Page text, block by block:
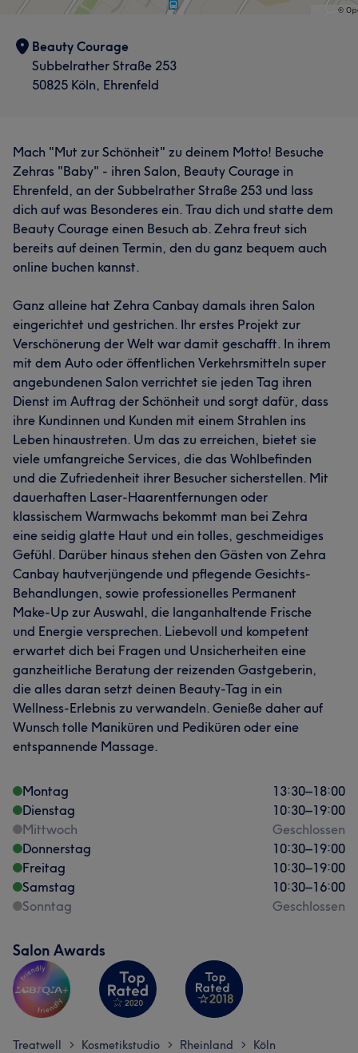
Beauty Courage
Subbelrather Straße 253
50825 Köln, Ehrenfeld
Mach "Mut zur Schönheit" zu deinem Motto! Besuche
Zehras "Baby" - ihren Salon, Beauty Courage in
Ehrenfeld, an der Subbelrather Straße 253 und lass
dich auf was Besonderes ein. Trau dich und statte dem
Beauty Courage einen Besuch ab. Zehra freut sich
bereits auf deinen Termin, den du ganz bequem auch
online buchen kannst.
Ganz alleine hat Zehra Canbay damals ihren Salon
eingerichtet und gestrichen. Ihr erstes Projekt zur
Verschönerung der Welt war damit geschafft. In ihrem
mit dem Auto oder öffentlichen Verkehrsmitteln super
angebundenen Salon verrichtet sie jeden Tag ihren
Dienst im Auftrag der Schönheit und sorgt dafür, dass
ihre Kundinnen und Kunden mit einem Strahlen ins
Leben hinaustreten. Um das zu erreichen, bietet sie
viele umfangreiche Services, die das Wohlbefinden
und die Zufriedenheit ihrer Besucher sicherstellen. Mit
dauerhaften Laser-Haarentfernungen oder
klassischem Warmwachs bekommt man bei Zehra
eine seidig glatte Haut und ein tolles, geschmeidiges
Gefühl. Darüber hinaus stehen den Gästen von Zehra
Canbay hautverjüngende und pflegende Gesichts-
Behandlungen, sowie professionelles Permanent
Make-Up zur Auswahl, die langanhaltende Frische
und Energie versprechen. Liebevoll und kompetent
erwartet dich bei Fragen und Unsicherheiten eine
ganzheitliche Beratung der reizenden Gastgeberin,
die alles daran setzt deinen Beauty-Tag in ein
Wellness-Erlebnis zu verwandeln. Genieße daher auf
Wunsch tolle Maniküren und Pediküren oder eine
entspannende Massage.
Montag 13:30–18:00
Dienstag
10:30–19:00
Mittwoch
Geschlossen
Donnerstag
10:30–19:00
Freitag
10:30–19:00
Samstag
10:30–16:00
Sonntag
Geschlossen
Salon Awards
Treatwell > Kosmetikstudio > Rheinland > Köln